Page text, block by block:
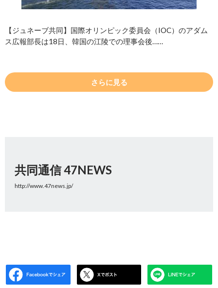
【ジュネーブ共同】国際オリンピック委員会（IOC）のアダム
ス広報部長は18日、韓国の江陵での理事会後……
さらに見る
共同通信 47NEWS
http://www.47news.jp/